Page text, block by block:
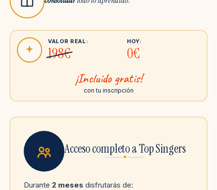
VALOR REAL:
198€
HOY:
0€
¡Incluido gratis!
con tu inscripción
Acceso completo a Top Singers
✦
Durante 2 meses disfrutarás de: